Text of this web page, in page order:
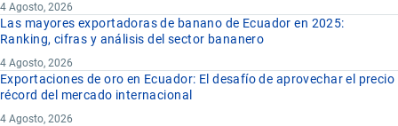
4 Agosto, 2026
Las mayores exportadoras de banano de Ecuador en 2025:
Ranking, cifras y análisis del sector bananero
4 Agosto, 2026
Exportaciones de oro en Ecuador: El desafío de aprovechar el precio
récord del mercado internacional
4 Agosto, 2026